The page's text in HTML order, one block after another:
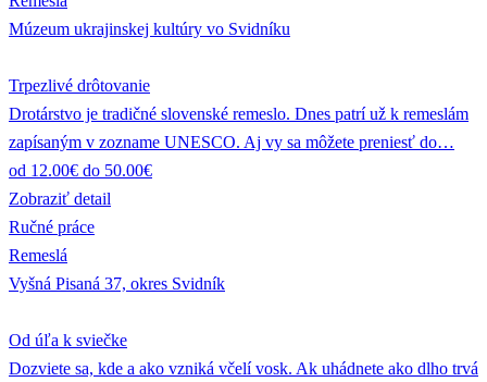
Múzeum ukrajinskej kultúry vo Svidníku
Trpezlivé drôtovanie
Drotárstvo je tradičné slovenské remeslo. Dnes patrí už k remeslám
zapísaným v zozname UNESCO. Aj vy sa môžete preniesť do…
od 12.00€ do 50.00€
Zobraziť detail
Ručné práce
Remeslá
Vyšná Pisaná 37, okres Svidník
Od úľa k sviečke
Dozviete sa, kde a ako vzniká včelí vosk. Ak uhádnete ako dlho trvá